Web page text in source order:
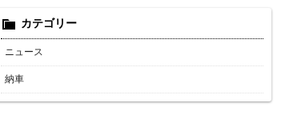
カテゴリー
ニュース
納車